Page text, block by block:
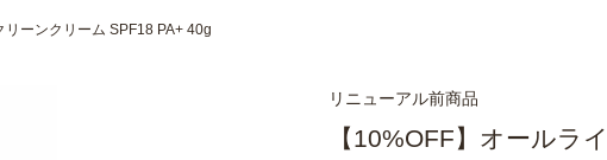
リーンクリーム SPF18 PA+ 40g
リニューアル前商品
【10%OFF】オールラ